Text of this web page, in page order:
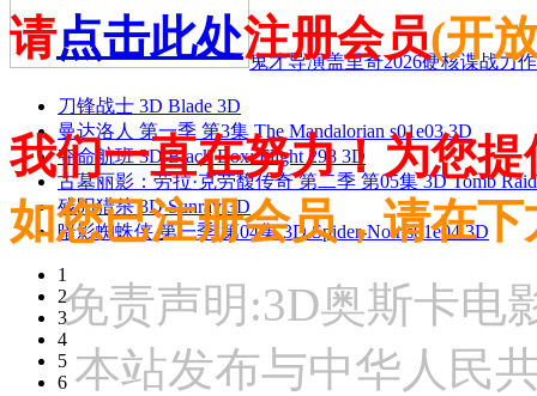
鬼才导演盖里奇2026硬核谍战力
刀锋战士 3D Blade 3D
曼达洛人 第一季 第3集 The Mandalorian s01e03 3D
夺命航班 3D Black Box: Flight 298 3D
古墓丽影：劳拉·克劳馥传奇 第二季 第05集 3D Tomb
残阳猎杀 3D Sunray 3D
暗影蜘蛛侠 第一季 第04集 3D Spider-Noir s01e04 3D
1
2
3
4
5
6
请点击此处注册会员(开
我们一直在努力！为您
如您已注册会员，请在
免责声明:3D奥斯卡电
本站发布与中华人民